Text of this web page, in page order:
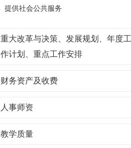
提供社会公共服务
重大改革与决策、发展规划、年度工
作计划、重点工作安排
财务资产及收费
人事师资
教学质量